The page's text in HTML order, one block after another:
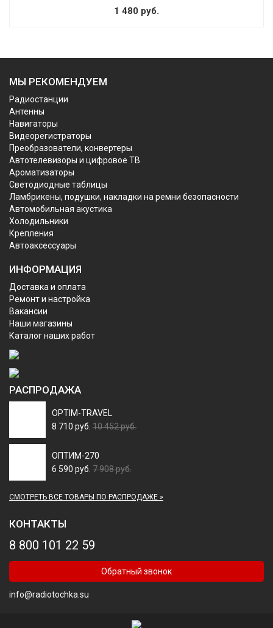
1 480 руб.
МЫ РЕКОМЕНДУЕМ
Радиостанции
Антенны
Навигаторы
Видеорегистраторы
Преобразователи, конвертеры
Автотелевизоры и цифровое ТВ
Ароматизаторы
Светодиодные таблицы
Ламбрикены, подушки, накладки на ремни безопасности
Автомобильная акустика
Холодильники
Крепления
Автоаксессуары
ИНФОРМАЦИЯ
Доставка и оплата
Ремонт и настройка
Вакансии
Наши магазины
Каталог наших работ
РАСПРОДАЖА
OPTIM-TRAVEL
8 710 руб. 10 452 руб.
ОПТИМ-270
6 590 руб. 7 908 руб.
СМОТРЕТЬ ВСЕ ТОВАРЫ ПО РАСПРОДАЖЕ »
КОНТАКТЫ
8 800 101 22 59
Обратный звонок
info@radiotochka.su